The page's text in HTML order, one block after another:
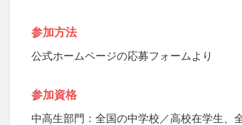
参加方法
公式ホームページの応募フォームより
参加資格
中高生部門：全国の中学校／高校在学生、